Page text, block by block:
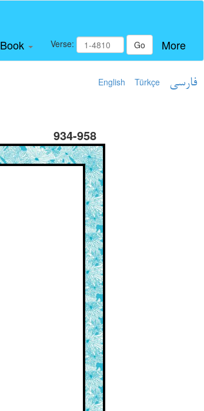
Book Verse: Go More
English Türkçe فارسی
934-958